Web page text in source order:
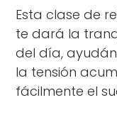
Esta clase de
te dará la
del día,
la tensión
fácilmente el